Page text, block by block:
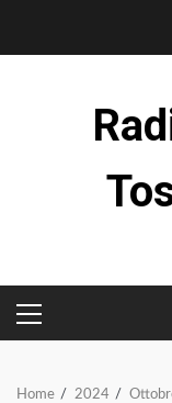
PRIMARY
MENU
Home 2024